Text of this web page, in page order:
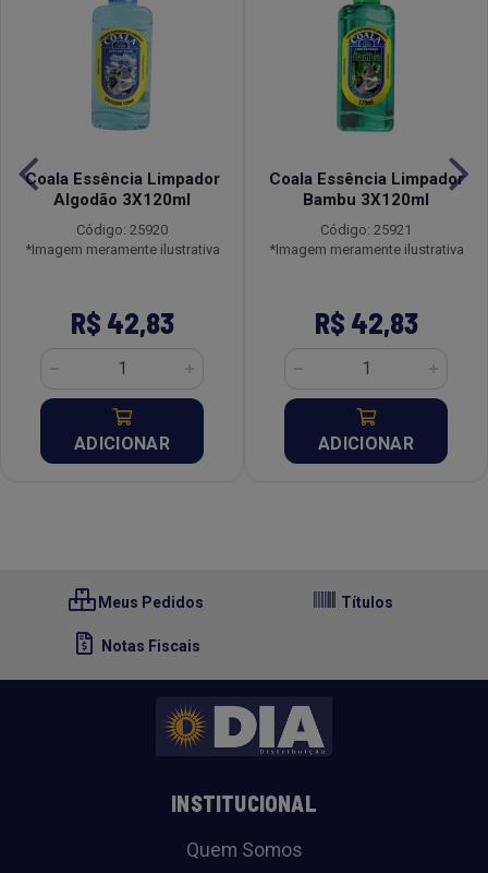
Coala Essência Limpador
Algodão 3X120ml
Código: 25920
*Imagem meramente ilustrativa
R$ 42,83
ADICIONAR
Coala Essência Limpador
Bambu 3X120ml
Código: 25921
*Imagem meramente ilustrativa
R$ 42,83
ADICIONAR
Meus Pedidos Títulos
Notas Fiscais
INSTITUCIONAL
Quem Somos